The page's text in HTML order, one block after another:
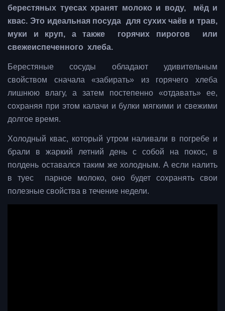
берестяных туесах хранят молоко и воду, мёд и
квас. Это идеальная посуда для сухих чаёв и трав,
муки и круп, а также горячих пирогов или
свежеиспеченного хлеба.
Берестяные сосуды обладают удивительным
свойством сначала «забирать» из горячего хлеба
лишнюю влагу, а затем постепенно «отдавать» ее,
сохраняя при этом калачи и булки мягкими и свежими
долгое время.
Холодный квас, который утром наливали в погребе и
брали в жаркий летний день с собой на покос, в
полдень оставался таким же холодным. А если налить
в туес парное молоко, оно будет сохранять свои
полезные свойства в течение недели.